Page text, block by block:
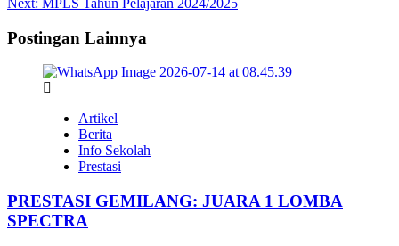
navigation
Postingan Lainnya
Artikel
Berita
Info Sekolah
Prestasi
PRESTASI GEMILANG: JUARA 1 LOMBA
SPECTRA